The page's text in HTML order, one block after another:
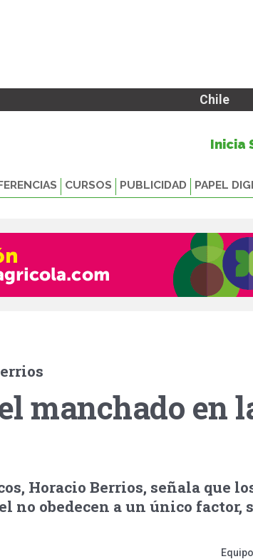
Chile
Inicia
CURSOS PUBLICIDAD PAPEL
manchado en
Horacio Berrios, señala que
no obedecen a un único factor,